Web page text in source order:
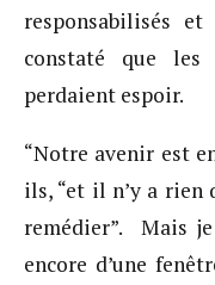
responsabilisés
constaté que les
perdaient espoir.
“Notre avenir est
ils, “et il n’y a rien
remédier”. Mais
encore d’une